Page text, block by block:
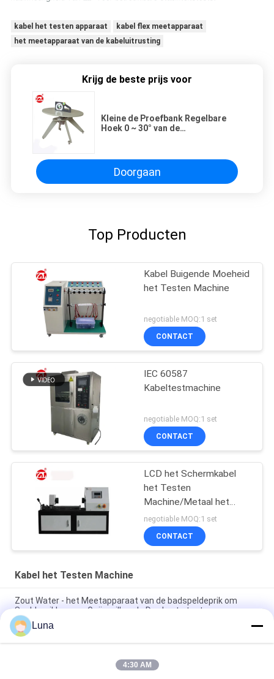
kabel het testen apparaat
kabel flex meetapparaat
het meetapparaat van de kabeluitrusting
Krijg de beste prijs voor
Kleine de Proefbank Regelbare
Hoek 0 ~ 30° van de
Doorgaan
Top Producten
Kabel Buigende Moeheid
het Testen Machine
negotiable MOQ:1 set
CONTACT
IEC 60587
Kabeltestmachine
negotiable MOQ:1 set
CONTACT
LCD het Schermkabel
het Testen
Machine/Metaal het
Meetapparaat van de
Draadtorsie het
Unidirectionele en
negotiable MOQ:1 set
CONTACT
Kabel het Testen Machine
Zout Water - het Meetapparaat van de badspeldeprik om
Speldeprikken van Geëmailleerde Draden te testen
ASTM D149 IEC 60243 Spanningsdoorbraak Tester Machine
Isolatiemateriaal Doorbraakspanning Testapparatuur
IEC 60068-2 ISO 5344 Sinusvormige Vibratietestmachine Prijs
Luna
4:30 AM